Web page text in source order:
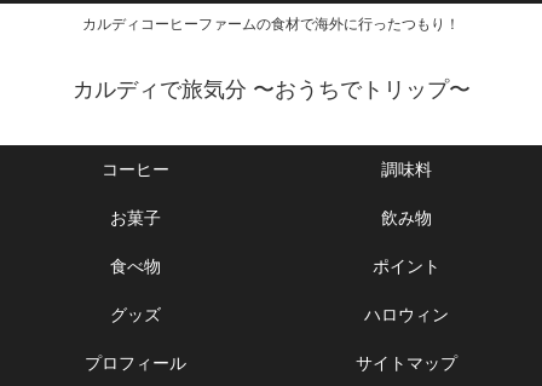
カルディコーヒーファームの食材で海外に行ったつもり！
カルディで旅気分 〜おうちでトリップ〜
コーヒー 調味料
お菓子 飲み物
食べ物 ポイント
グッズ ハロウィン
プロフィール サイトマップ